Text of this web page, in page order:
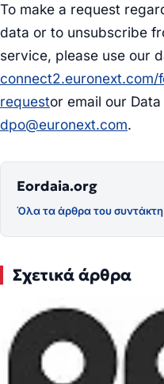
To make a request
data or to unsubscribe
service, please use our
requestor email our
dpo@euronext.com.
Eordaia.org
Όλα τα άρθρα του συντάκτη
Σχετικά άρθρα